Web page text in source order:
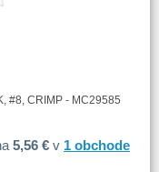
#8, CRIMP - MC29585
5,56 € v 1 obchode